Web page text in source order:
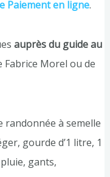
Paiement en ligne.
auprès du guide au
Fabrice Morel ou de
randonnée à semelle
gourde d’1 litre, 1
gants,